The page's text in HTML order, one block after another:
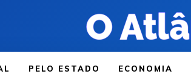
PELO ESTADO ECONOMIA